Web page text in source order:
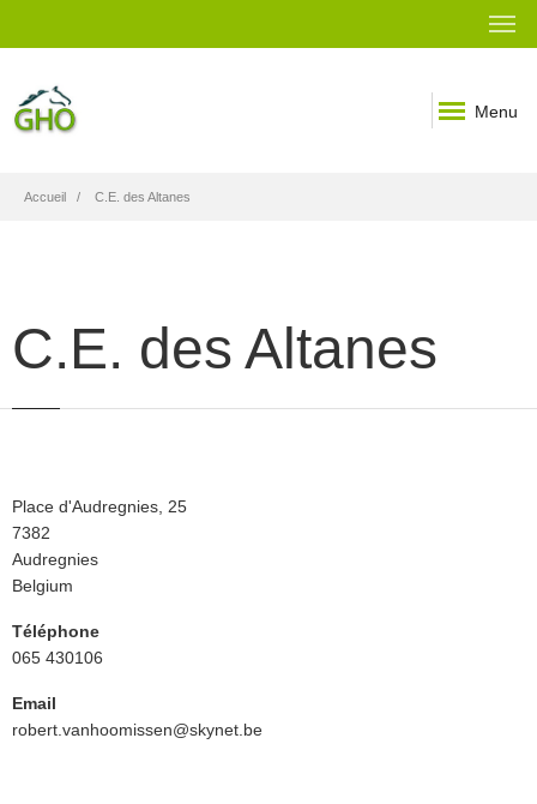
Menu
Fil
Accueil C.E. des Altanes
C.E. des Altanes
Rue
Place d'Audregnies, 25
Code
Postal
7382
Ville
Audregnies
Pays
Belgium
Téléphone
065 430106
Email
robert.vanhoomissen@skynet.be